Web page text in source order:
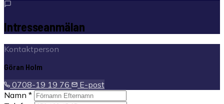
Intresseanmälan
Kontaktperson
Göran Holm
0708-19 19 76
E-post
Namn *